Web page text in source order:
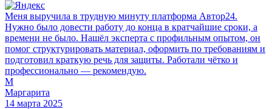
Меня выручила в трудную минуту платформа Автор24.
Нужно было довести работу до конца в кратчайшие сроки, а
времени не было. Нашёл эксперта с профильным опытом, он
помог структурировать материал, оформить по требованиям и
подготовил краткую речь для защиты. Работали чётко и
профессионально — рекомендую.
М
Маргарита
14 марта 2025